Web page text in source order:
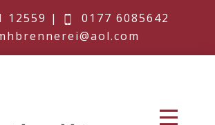
12559 |
​0177 6085642